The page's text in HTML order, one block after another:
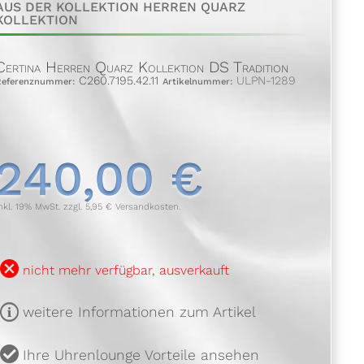
DER KOLLEKTION HERREN QUARZ
Herren Quarz Kollektion DS Tradition
C260.7195.42.11 Artikelnummer:ULPN-1289
€
19% MwSt. zzgl. 5,95 € Versandkosten.
nicht mehr verfügbar, ausverkauft
weitere Informationen zum Artikel
Ihre Uhrenlounge Vorteile ansehen